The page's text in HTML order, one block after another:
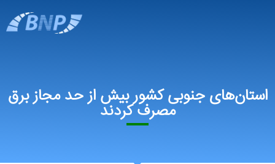
استان‌های جنوبی کشور بیش از حد مجاز برق
مصرف کردند